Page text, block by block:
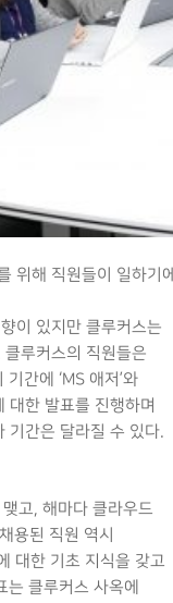
위해 직원들이 일하기
이 있지만 클루커스는
루커스의 직원들은
간에 ‘MS 애저’와
대한 발표를 진행하며
기간은 달라질 수 있다.
고, 해마다 클라우드
용된 직원 역시
대한 기초 지식을 갖고
클루커스 사옥에